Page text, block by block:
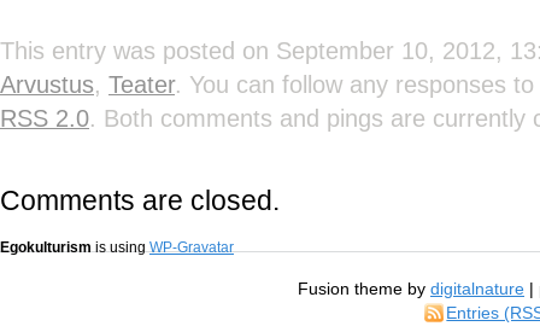
This entry was posted on September 10, 2012,
Arvustus, Teater. You can follow any responses
RSS 2.0. Both comments and pings are currently
Comments are closed.
Fusion theme by digitalnature |
Entries
Egokulturismis usingWP-Gravatar